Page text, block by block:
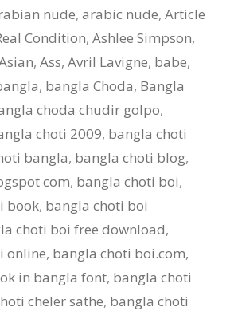
nude, arabic nude, Article
Condition, Ashlee Simpson,
, Ass, Avril Lavigne, babe,
, bangla Choda, Bangla
choda chudir golpo,
choti 2009, bangla choti
bangla, bangla choti blog,
com, bangla choti boi,
book, bangla choti boi
choti boi free download,
online, bangla choti boi.com,
in bangla font, bangla choti
cheler sathe, bangla choti